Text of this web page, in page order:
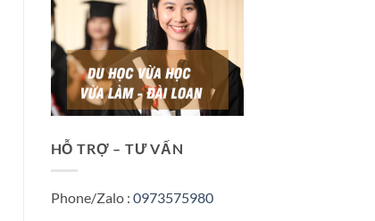
HỖ TRỢ – TƯ VẤN
Phone/Zalo : 0973575980